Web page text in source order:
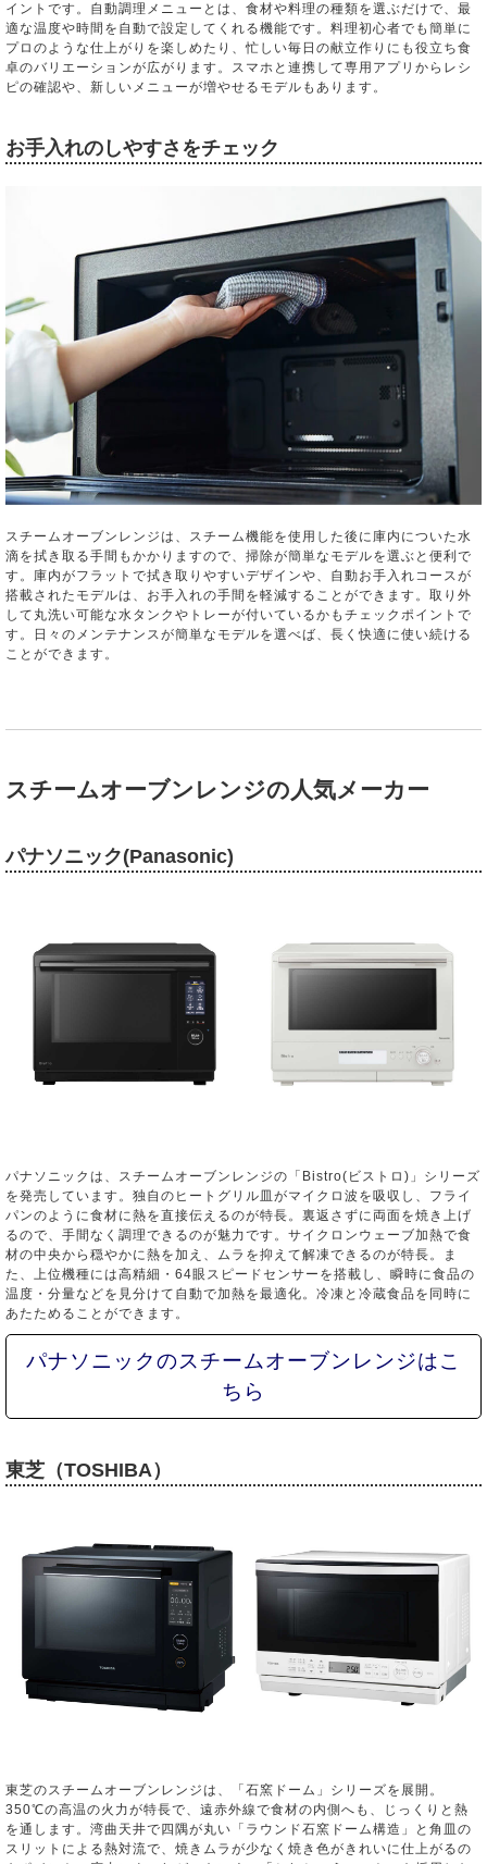
イントです。自動調理メニューとは、食材や料理の種類を選ぶだけで、最
適な温度や時間を自動で設定してくれる機能です。料理初心者でも簡単に
プロのような仕上がりを楽しめたり、忙しい毎日の献立作りにも役立ち食
卓のバリエーションが広がります。スマホと連携して専用アプリからレシ
ピの確認や、新しいメニューが増やせるモデルもあります。
お手入れのしやすさをチェック
スチームオーブンレンジは、スチーム機能を使用した後に庫内についた水
滴を拭き取る手間もかかりますので、掃除が簡単なモデルを選ぶと便利で
す。庫内がフラットで拭き取りやすいデザインや、自動お手入れコースが
搭載されたモデルは、お手入れの手間を軽減することができます。取り外
して丸洗い可能な水タンクやトレーが付いているかもチェックポイントで
す。日々のメンテナンスが簡単なモデルを選べば、長く快適に使い続ける
ことができます。
スチームオーブンレンジの人気メーカー
パナソニック(Panasonic)
パナソニックは、スチームオーブンレンジの「Bistro(ビストロ)」シリーズ
を発売しています。独自のヒートグリル皿がマイクロ波を吸収し、フライ
パンのように食材に熱を直接伝えるのが特長。裏返さずに両面を焼き上げ
るので、手間なく調理できるのが魅力です。サイクロンウェーブ加熱で食
材の中央から穏やかに熱を加え、ムラを抑えて解凍できるのが特長。ま
た、上位機種には高精細・64眼スピードセンサーを搭載し、瞬時に食品の
温度・分量などを見分けて自動で加熱を最適化。冷凍と冷蔵食品を同時に
あたためることができます。
パナソニックのスチームオーブンレンジはこ
ちら
東芝（TOSHIBA）
東芝のスチームオーブンレンジは、「石窯ドーム」シリーズを展開。
350℃の高温の火力が特長で、遠赤外線で食材の内側へも、じっくりと熱
を通します。湾曲天井で四隅が丸い「ラウンド石窯ドーム構造」と角皿の
スリットによる熱対流で、焼きムラが少なく焼き色がきれいに仕上がるの